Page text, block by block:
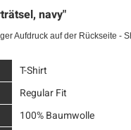
navy"
Aufdruck auf der Rückseite -
T-Shirt
Regular Fit
100% Baumwolle